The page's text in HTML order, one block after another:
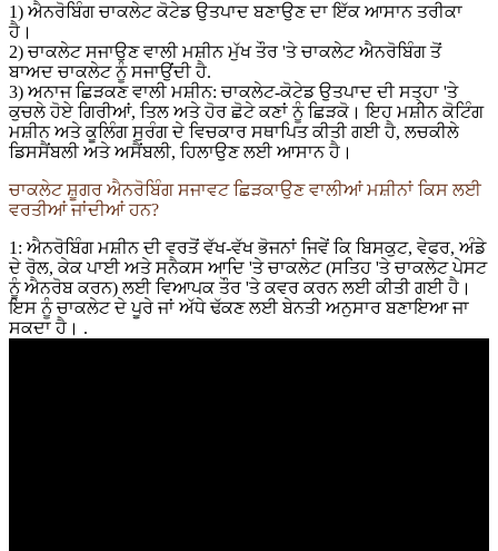
1) ਐਨਰੋਬਿੰਗ ਚਾਕਲੇਟ ਕੋਟੇਡ ਉਤਪਾਦ ਬਣਾਉਣ ਦਾ ਇੱਕ ਆਸਾਨ ਤਰੀਕਾ
ਹੈ।
2) ਚਾਕਲੇਟ ਸਜਾਉਣ ਵਾਲੀ ਮਸ਼ੀਨ ਮੁੱਖ ਤੌਰ 'ਤੇ ਚਾਕਲੇਟ ਐਨਰੋਬਿੰਗ ਤੋਂ
ਬਾਅਦ ਚਾਕਲੇਟ ਨੂੰ ਸਜਾਉਂਦੀ ਹੈ.
3) ਅਨਾਜ ਛਿੜਕਣ ਵਾਲੀ ਮਸ਼ੀਨ: ਚਾਕਲੇਟ-ਕੋਟੇਡ ਉਤਪਾਦ ਦੀ ਸਤ੍ਹਾ 'ਤੇ
ਕੁਚਲੇ ਹੋਏ ਗਿਰੀਆਂ, ਤਿਲ ਅਤੇ ਹੋਰ ਛੋਟੇ ਕਣਾਂ ਨੂੰ ਛਿੜਕੋ। ਇਹ ਮਸ਼ੀਨ ਕੋਟਿੰਗ
ਮਸ਼ੀਨ ਅਤੇ ਕੂਲਿੰਗ ਸੁਰੰਗ ਦੇ ਵਿਚਕਾਰ ਸਥਾਪਿਤ ਕੀਤੀ ਗਈ ਹੈ, ਲਚਕੀਲੇ
ਡਿਸਸੈਂਬਲੀ ਅਤੇ ਅਸੈਂਬਲੀ, ਹਿਲਾਉਣ ਲਈ ਆਸਾਨ ਹੈ।
ਚਾਕਲੇਟ ਸ਼ੂਗਰ ਐਨਰੋਬਿੰਗ ਸਜਾਵਟ ਛਿੜਕਾਉਣ ਵਾਲੀਆਂ ਮਸ਼ੀਨਾਂ ਕਿਸ ਲਈ
ਵਰਤੀਆਂ ਜਾਂਦੀਆਂ ਹਨ?
1: ਐਨਰੋਬਿੰਗ ਮਸ਼ੀਨ ਦੀ ਵਰਤੋਂ ਵੱਖ-ਵੱਖ ਭੋਜਨਾਂ ਜਿਵੇਂ ਕਿ ਬਿਸਕੁਟ, ਵੇਫਰ, ਅੰਡੇ
ਦੇ ਰੋਲ, ਕੇਕ ਪਾਈ ਅਤੇ ਸਨੈਕਸ ਆਦਿ 'ਤੇ ਚਾਕਲੇਟ (ਸਤਿਹ 'ਤੇ ਚਾਕਲੇਟ ਪੇਸਟ
ਨੂੰ ਐਨਰੋਬ ਕਰਨ) ਲਈ ਵਿਆਪਕ ਤੌਰ 'ਤੇ ਕਵਰ ਕਰਨ ਲਈ ਕੀਤੀ ਗਈ ਹੈ।
ਇਸ ਨੂੰ ਚਾਕਲੇਟ ਦੇ ਪੂਰੇ ਜਾਂ ਅੱਧੇ ਢੱਕਣ ਲਈ ਬੇਨਤੀ ਅਨੁਸਾਰ ਬਣਾਇਆ ਜਾ
ਸਕਦਾ ਹੈ। .